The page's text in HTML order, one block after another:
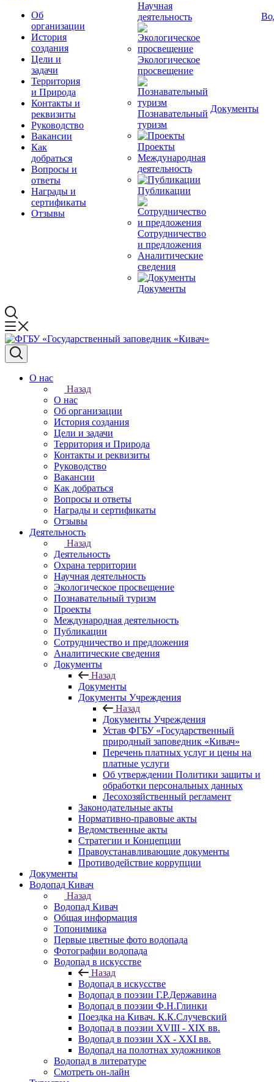
Об
организации
История
создания
Цели и
задачи
Территория
и Природа
Контакты и
реквизиты
Руководство
Вакансии
Как
добраться
Вопросы и
ответы
Награды и
сертификаты
Отзывы
Научная
деятельность
Экологическое
просвещение
Познавательный
туризм
Проекты
Международная
деятельность
Публикации
Сотрудничество
и предложения
Аналитические
сведения
Документы
Документы
О нас
Назад
О нас
Об организации
История создания
Цели и задачи
Территория и Природа
Контакты и реквизиты
Руководство
Вакансии
Как добраться
Вопросы и ответы
Награды и сертификаты
Отзывы
Деятельность
Назад
Деятельность
Охрана территории
Научная деятельность
Экологическое просвещение
Познавательный туризм
Проекты
Международная деятельность
Публикации
Сотрудничество и предложения
Аналитические сведения
Документы
Назад
Документы
Документы Учреждения
Назад
Документы Учреждения
Устав ФГБУ «Государственный
природный заповедник «Кивач»
Перечень платных услуг и цены на
платные услуги
Об утверждении Политики защиты и
обработки персональных данных
Лесохозяйственный регламент
Законодательные акты
Нормативно-правовые акты
Ведомственные акты
Стратегии и Концепции
Правоустанавливающие документы
Противодействие коррупции
Документы
Водопад Кивач
Назад
Водопад Кивач
Общая информация
Топонимика
Первые цветные фото водопада
Фотографии водопада
Водопад в искусстве
Назад
Водопад в искусстве
Водопад в поэзии Г.Р.Державина
Водопад в поэзии Ф.Н.Глинки
Поездка на Кивач. К.К.Случевский
Водопад в поэзии XVIII - XIX вв.
Водопад в поэзии XX - XXI вв.
Водопад на полотнах художников
Водопад в литературе
Смотреть он-лайн